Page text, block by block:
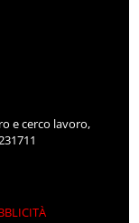
e cerco lavoro,